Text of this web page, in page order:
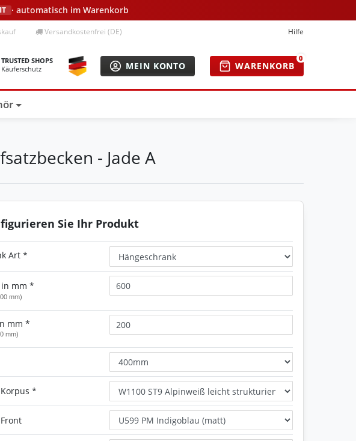
· automatisch im Warenkorb
Versandkostenfrei (DE) Hilfe
TRUSTED SHOPS
Käuferschutz
MEIN KONTO WARENKORB
0
- Jade A
Sie Ihr Produkt
Art *
mm *
mm)
mm *
mm)
*